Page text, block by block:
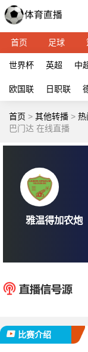
首页 足球
世界杯 英超 中
欧国联 日职联
首页 > 其他转播 > 热
巴门达 在线直播
比赛介绍